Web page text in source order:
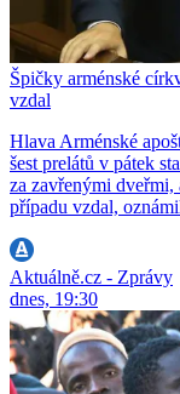
Špičky arménské
vzdal
Hlava Arménské
šest prelátů v pátek
za zavřenými dveřmi,
případu vzdal,
Aktuálně.cz - Zprávy
dnes, 19:30